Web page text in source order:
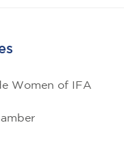
Women of IFA